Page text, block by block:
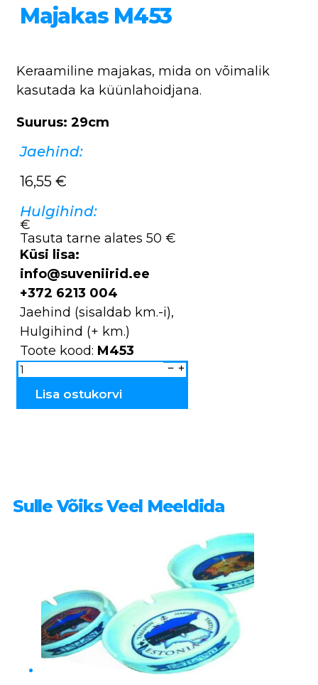
Majakas M453
Keraamiline majakas, mida on võimalik
kasutada ka küünlahoidjana.
Suurus: 29cm
Jaehind:
16,55 €
Hulgihind:
€
Tasuta tarne alates 50 €
Küsi lisa:
info@suveniirid.ee
+372 6213 004
Jaehind (sisaldab km.-i),
Hulgihind (+ km.)
Toote kood: M453
Keraamiline
küünlahoidja
majakas
Lisa ostukorvi
Sulle Võiks Veel Meeldida